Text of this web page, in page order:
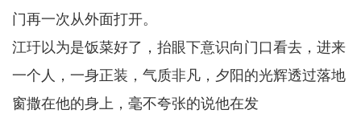
门再一次从外面打开。
江玗以为是饭菜好了，抬眼下意识向门口看去，进来
一个人，一身正装，气质非凡，夕阳的光辉透过落地
窗撒在他的身上，毫不夸张的说他在发